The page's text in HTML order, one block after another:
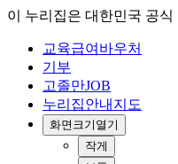
이 누리집은 대한민국 공
교육급여바우처
기부
고졸만JOB
누리집안내지도
화면크기 열기
작게